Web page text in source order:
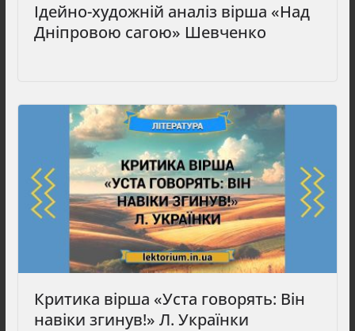
Ідейно-художній аналіз вірша «Над
Дніпровою сагою» Шевченко
Критика вірша «Уста говорять: Він
навіки згинув!» Л. Українки